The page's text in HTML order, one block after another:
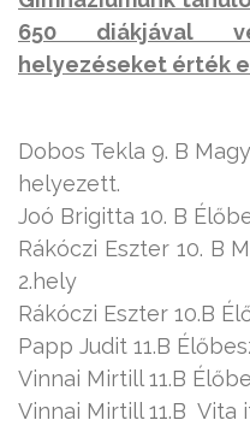
650 diákjával
helyezéseket érték
Dobos Tekla 9. B
helyezett.
Joó Brigitta 10. B
Rákóczi Eszter 10. B
2.hely
Rákóczi Eszter 10.B
Papp Judit 11.B
Vinnai Mirtill 11.B
Vinnai Mirtill 11.B Vita